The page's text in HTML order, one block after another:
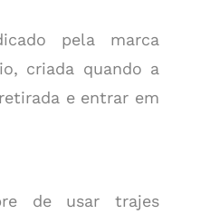
pela marca
criada quando a
e entrar em
de usar trajes